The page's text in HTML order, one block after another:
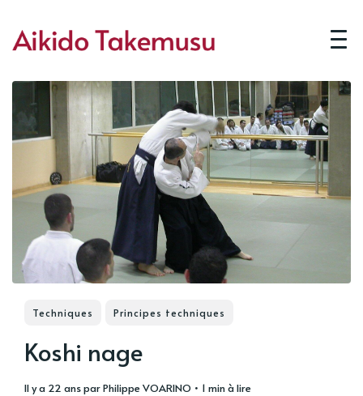
Techniques Principes techniques
Koshi nage
il y a 22 ansparPhilippe VOARINO • 1 min à lire